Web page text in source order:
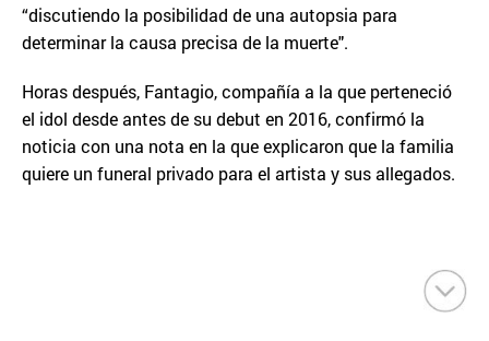
“discutiendo la posibilidad de una autopsia para
determinar la causa precisa de la muerte".
Horas después, Fantagio, compañía a la que perteneció
el idol desde antes de su debut en 2016, confirmó la
noticia con una nota en la que explicaron que la familia
quiere un funeral privado para el artista y sus allegados.